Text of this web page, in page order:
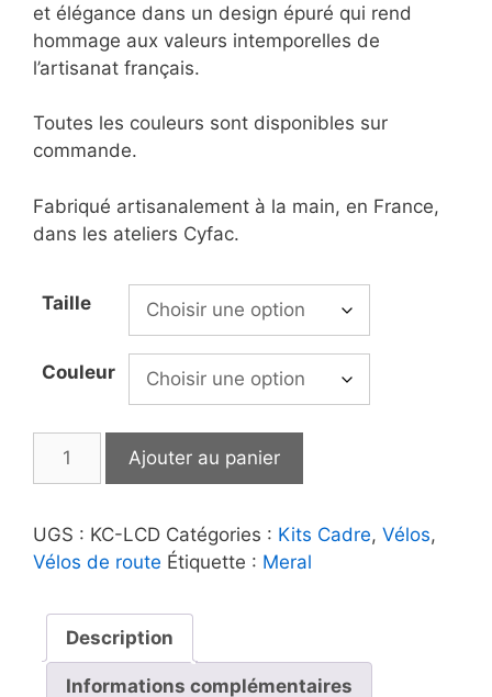
et élégance dans un design épuré qui rend
hommage aux valeurs intemporelles de
l’artisanat français.
Toutes les couleurs sont disponibles sur
commande.
Fabriqué artisanalement à la main, en France,
dans les ateliers Cyfac.
Taille
Couleur
quantité
|
Kit
Louison
Carbone
Disque
Ajouter au panier
UGS : KC-LCD Catégories : Kits Cadre, Vélos,
Vélos de route Étiquette : Meral
Description
Informations complémentaires